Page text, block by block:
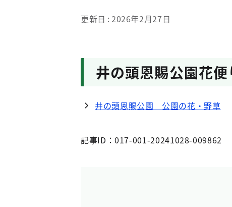
更新日 2026年2月27日
井の頭恩賜公園花
井の頭恩賜公園 公園の花・野草
記事ID：017-001-20241028-009862